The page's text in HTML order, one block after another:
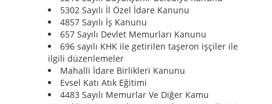
5302 Sayılı İl Özel İdare Kanunu
4857 Sayılı İş Kanunu
657 Sayılı Devlet Memurları Kanunu
696 sayılı KHK ile getirilen taşeron işçiler ile
ilgili düzenlemeler
Mahalli İdare Birlikleri Kanunu
Evsel Katı Atık Eğitimi
4483 Sayılı Memurlar Ve Diğer Kamu